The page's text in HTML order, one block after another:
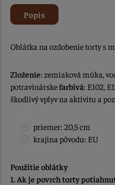
Popis
Oblátka na ozdobenie torty s
Zloženie: zemiaková múka,
potravinárskefarbivá: E102,
škodlivý vplyv na aktivitu a
priemer: 20,5 cm
krajina pôvodu: EU
Použitie oblátky
1. Ak je povrch torty